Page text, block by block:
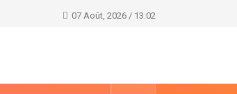
Eliminatoire Mondial Qatar 2022 (3è Journée) : Le
07 Août, 2026 / 13:02